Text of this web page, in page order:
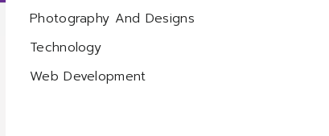
Photography And Designs
Technology
Web Development